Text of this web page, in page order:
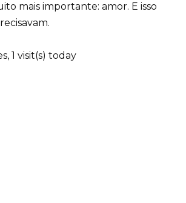
mais importante: amor. E isso
1 visit(s) today